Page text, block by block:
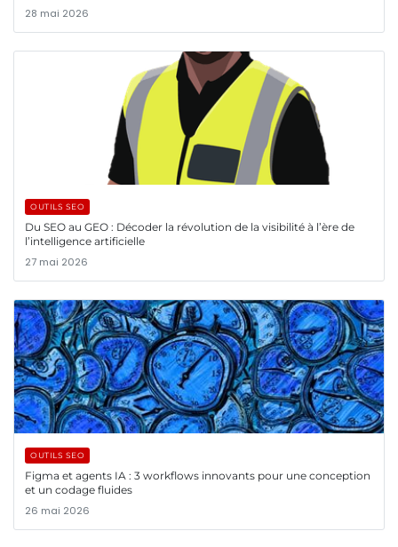
28 mai 2026
OUTILS SEO
Du SEO au GEO : Décoder la révolution de la visibilité à l’ère de
l’intelligence artificielle
27 mai 2026
OUTILS SEO
Figma et agents IA : 3 workflows innovants pour une conception
et un codage fluides
26 mai 2026